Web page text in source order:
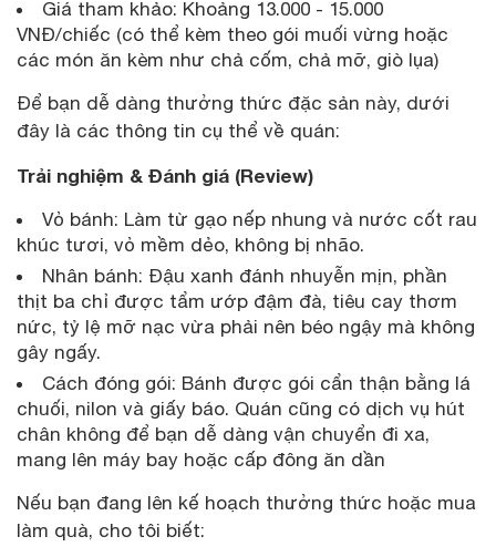
Giá tham khảo: Khoảng 13.000 - 15.000
VNĐ/chiếc (có thể kèm theo gói muối vừng hoặc
các món ăn kèm như chả cốm, chả mỡ, giò lụa)
Để bạn dễ dàng thưởng thức đặc sản này, dưới
đây là các thông tin cụ thể về quán:
Trải nghiệm & Đánh giá (Review)
Vỏ bánh: Làm từ gạo nếp nhung và nước cốt rau
khúc tươi, vỏ mềm dẻo, không bị nhão.
Nhân bánh: Đậu xanh đánh nhuyễn mịn, phần
thịt ba chỉ được tẩm ướp đậm đà, tiêu cay thơm
nức, tỷ lệ mỡ nạc vừa phải nên béo ngậy mà không
gây ngấy.
Cách đóng gói: Bánh được gói cẩn thận bằng lá
chuối, nilon và giấy báo. Quán cũng có dịch vụ hút
chân không để bạn dễ dàng vận chuyển đi xa,
mang lên máy bay hoặc cấp đông ăn dần
Nếu bạn đang lên kế hoạch thưởng thức hoặc mua
làm quà, cho tôi biết: